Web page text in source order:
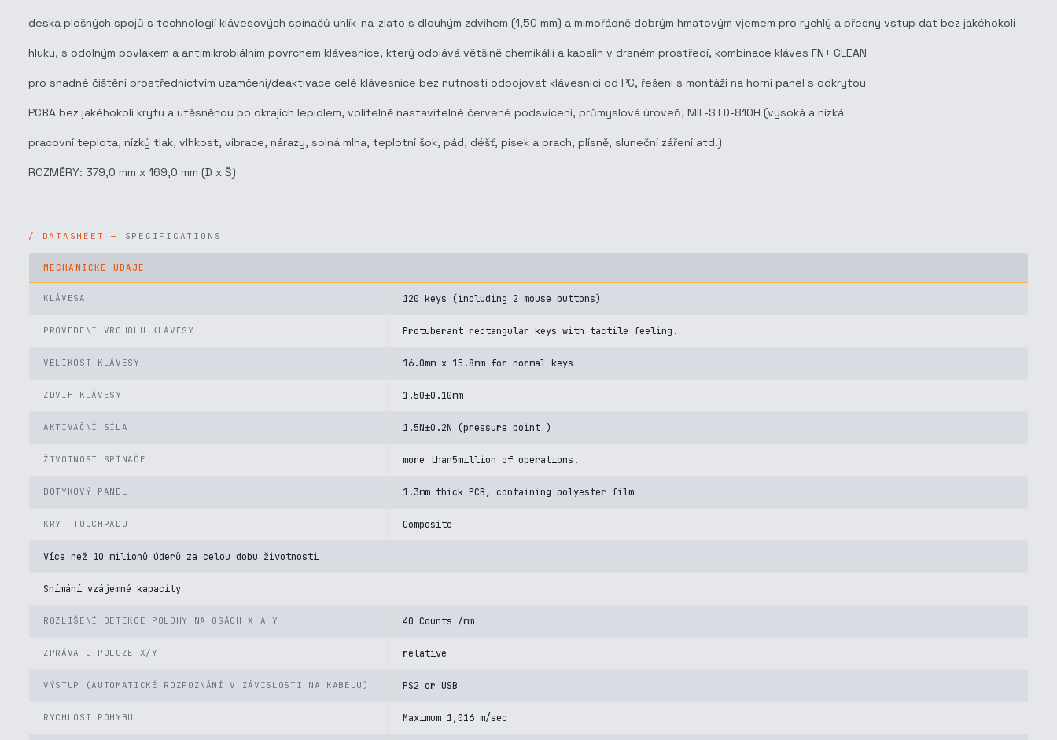
deska plošných spojů s technologií klávesových spínačů uhlík-na-zlato s dlouhým zdvihem (1,50 mm) a mimořádně dobrým hmatovým vjemem pro rychlý a přesný vstup dat bez jakéhokoli
hluku, s odolným povlakem a antimikrobiálním povrchem klávesnice, který odolává většině chemikálií a kapalin v drsném prostředí, kombinace kláves FN+ CLEAN
pro snadné čištění prostřednictvím uzamčení/deaktivace celé klávesnice bez nutnosti odpojovat klávesnici od PC, řešení s montáží na horní panel s odkrytou
PCBA bez jakéhokoli krytu a utěsněnou po okrajích lepidlem, volitelně nastavitelné červené podsvícení, průmyslová úroveň, MIL-STD-810H (vysoká a nízká
pracovní teplota, nízký tlak, vlhkost, vibrace, nárazy, solná mlha, teplotní šok, pád, déšť, písek a prach, plísně, sluneční záření atd.)
ROZMĚRY: 379,0 mm x 169,0 mm (D x Š)
SPECIFICATIONS
MECHANICKÉ ÚDAJE
KLÁVESA 120 keys (including 2 mouse buttons)
PROVEDENÍ VRCHOLU KLÁVESY Protuberant rectangular keys with tactile feeling.
VELIKOST KLÁVESY 16.0mm x 15.8mm for normal keys
ZDVIH KLÁVESY 1.50±0.10mm
AKTIVAČNÍ SÍLA 1.5N±0.2N (pressure point )
ŽIVOTNOST SPÍNAČE more than5million of operations.
DOTYKOVÝ PANEL 1.3mm thick PCB, containing polyester film
KRYT TOUCHPADU Composite
Více než 10 milionů úderů za celou dobu životnosti
Snímání vzájemné kapacity
ROZLIŠENÍ DETEKCE POLOHY NA OSÁCH X A Y 40 Counts /mm
ZPRÁVA O POLOZE X/Y relative
VÝSTUP (AUTOMATICKÉ ROZPOZNÁNÍ V ZÁVISLOSTI NA KABELU) PS2 or USB
RYCHLOST POHYBU Maximum 1,016 m/sec